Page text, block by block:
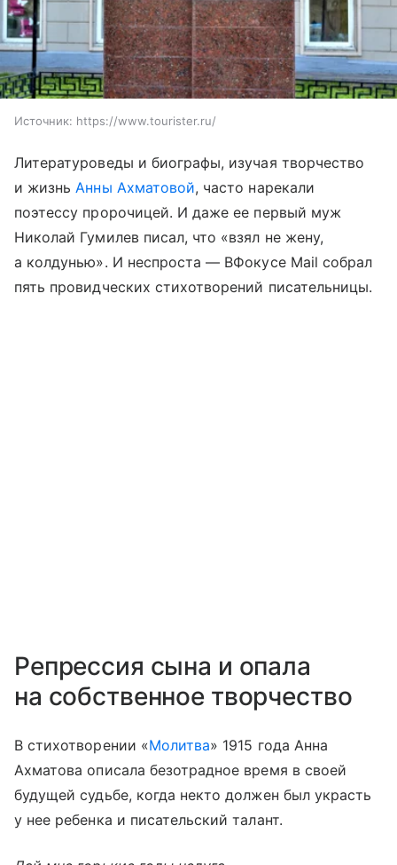
Источник: https://www.tourister.ru/
Литературоведы и биографы, изучая творчество
и жизнь Анны Ахматовой, часто нарекали
поэтессу пророчицей. И даже ее первый муж
Николай Гумилев писал, что «взял не жену,
а колдунью». И неспроста — ВФокусе Mail собрал
пять провидческих стихотворений писательницы.
Репрессия сына и опала
на собственное творчество
В стихотворении «Молитва» 1915 года Анна
Ахматова описала безотрадное время в своей
будущей судьбе, когда некто должен был украсть
у нее ребенка и писательский талант.